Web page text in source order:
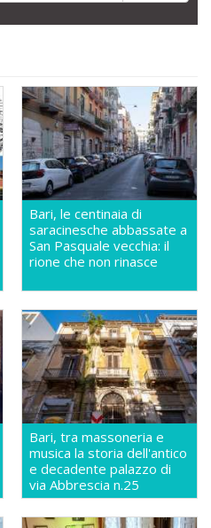
Bari, le centinaia di
saracinesche abbassate a
San Pasquale vecchia: il
rione che non rinasce
Bari, tra massoneria e
musica la storia dell'antico
e decadente palazzo di
via Abbrescia n.25